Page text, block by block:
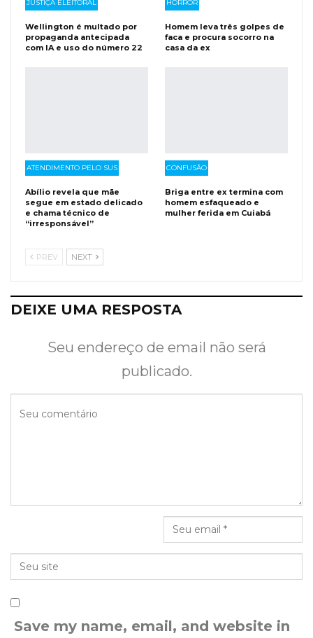
JUSTIÇA ELEITORAL
Wellington é multado por
propaganda antecipada
com IA e uso do número 22
HORROR
Homem leva três golpes de
faca e procura socorro na
casa da ex
ATENDIMENTO PELO SUS
Abílio revela que mãe
segue em estado delicado
e chama técnico de
“irresponsável”
CONFUSÃO
Briga entre ex termina com
homem esfaqueado e
mulher ferida em Cuiabá
PREV NEXT
DEIXE UMA RESPOSTA
Seu endereço de email não será
publicado.
Save my name, email, and website in